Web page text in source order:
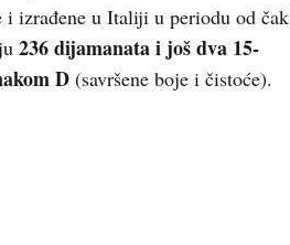
i izrađene u Italiji u periodu od čak
236 dijamanata i još dva 15-
D (savršene boje i čistoće).